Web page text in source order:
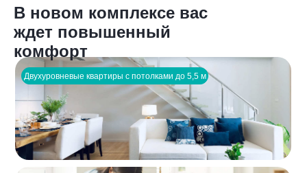
Двухуровневые квартиры с потолками до 5,5 м
В новом комплексе вас
ждет повышенный
комфорт